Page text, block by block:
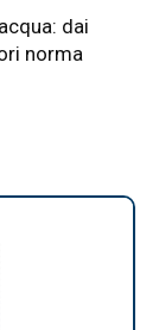
dai
norma